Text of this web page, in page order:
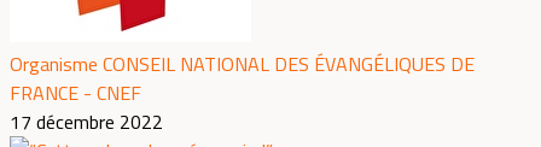
Organisme CONSEIL NATIONAL DES ÉVANGÉLIQUES DE
FRANCE - CNEF
17 décembre 2022